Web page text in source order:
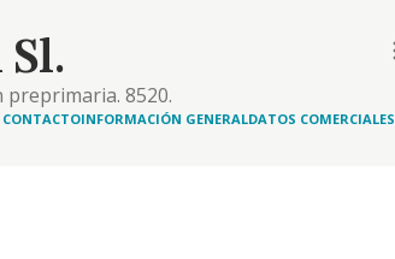
preprimaria. 8520.
la educación. -
CONTACTOINFORMACIÓN GENERALDATOS COMERCIALES